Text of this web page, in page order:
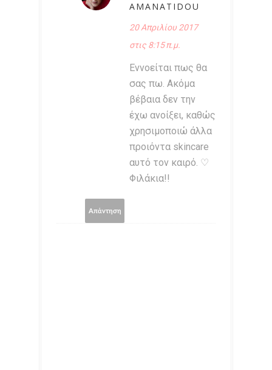
AMANATIDOU
20 Απριλίου 2017
στις 8:15 π.μ.
Εννοείται πως θα
σας πω. Ακόμα
βέβαια δεν την
έχω ανοίξει, καθώς
χρησιμοποιώ άλλα
προιόντα skincare
αυτό τον καιρό. ♡
Φιλάκια!!
Απάντηση